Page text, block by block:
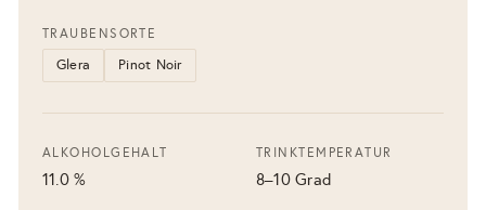
TRAUBENSORTE
Glera Pinot Noir
ALKOHOLGEHALT
11.0 %
TRINKTEMPERATUR
8–10 Grad